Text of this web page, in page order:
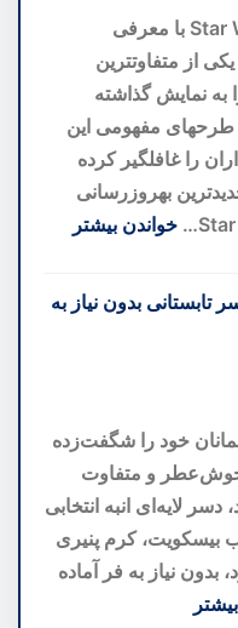
بازی Star Wars: Galaxy of Heroes با معرفی
از متفاوتترین
نمایش گذاشته
مفهومی این
را غافلگیر کرده
بهروزرسانی
خواندن بیشتر
تابستانی بدون نیاز به
خود را شگفت‌زده
خوش‌عطر و متفاوت
لایه‌ای انبه انتخابی
بیسکویت، کرم پنیری
بدون نیاز به فر آماده